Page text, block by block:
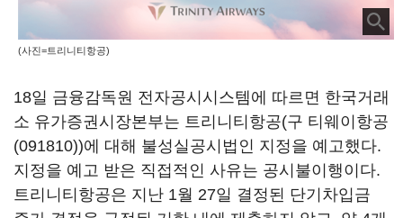
(사진=트리니티항공)
18일 금융감독원 전자공시시스템에 따르면 한국거래
소 유가증권시장본부는 트리니티항공(구 티웨이항공
(091810))에 대해 불성실공시법인 지정을 예고했다.
지정을 예고 받은 직접적인 사유는 공시불이행이다.
트리니티항공은 지난 1월 27일 결정된 단기차입금